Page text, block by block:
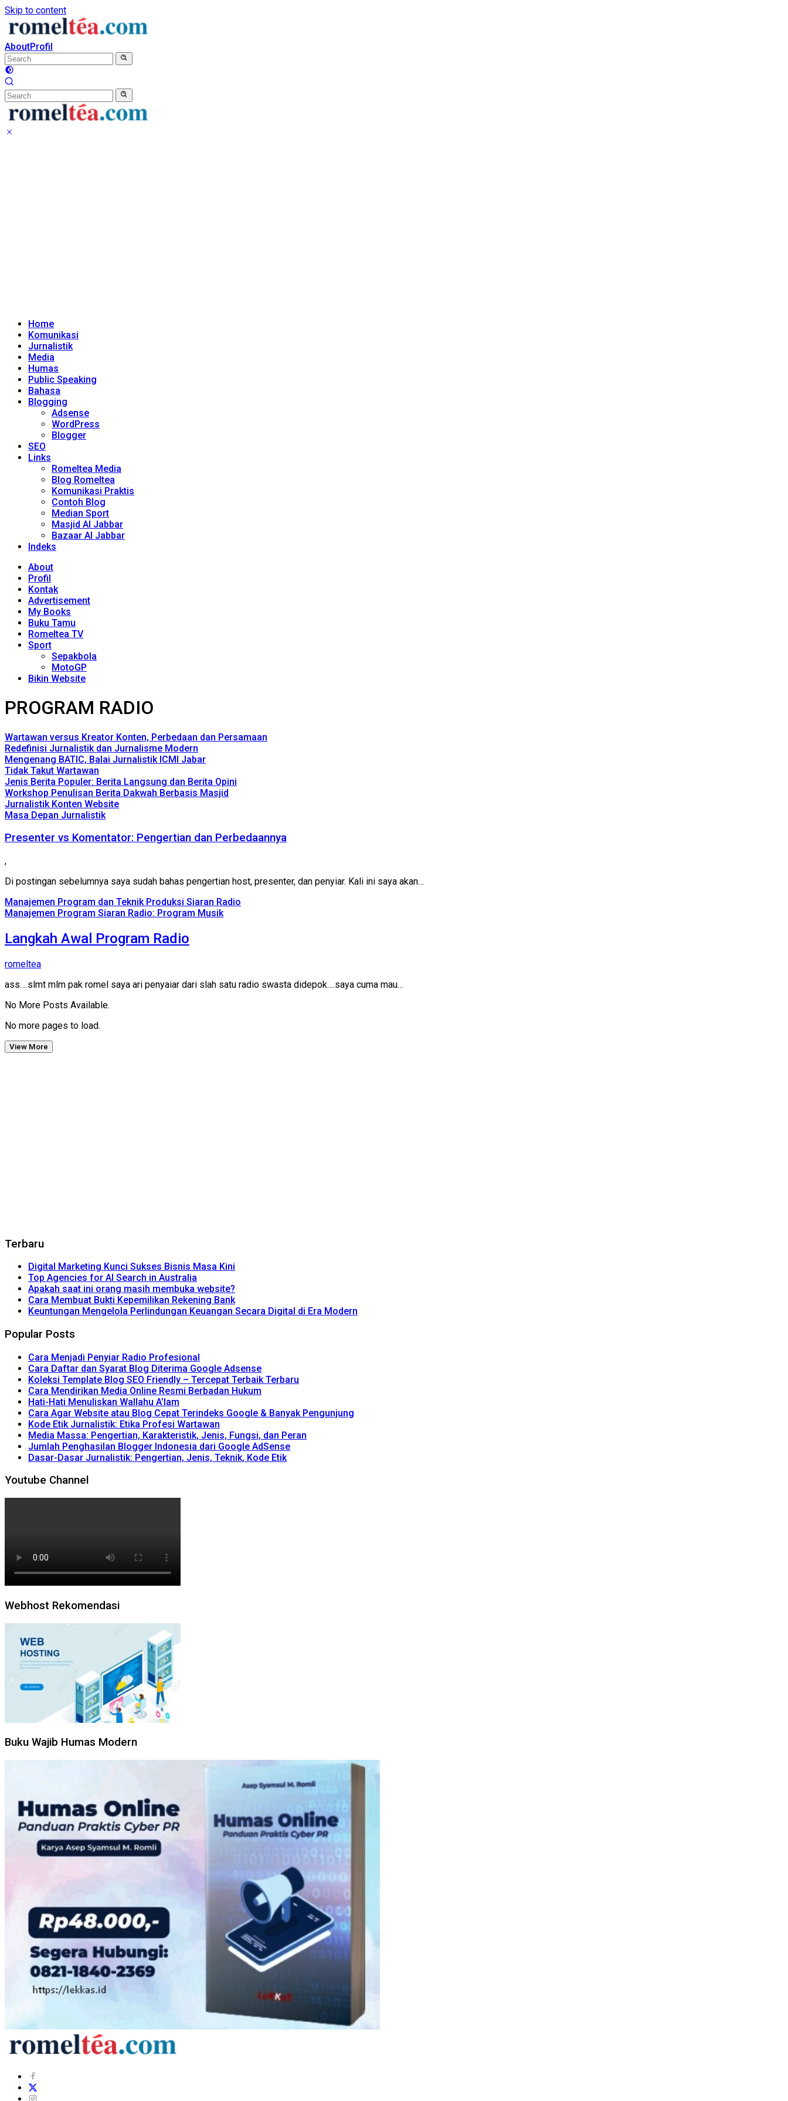
Skip to content
AboutProfil
Home
Komunikasi
Jurnalistik
Media
Humas
Public Speaking
Bahasa
Blogging
Adsense
WordPress
Blogger
SEO
Links
Romeltea Media
Blog Romeltea
Komunikasi Praktis
Contoh Blog
Median Sport
Masjid Al Jabbar
Bazaar Al Jabbar
Indeks
About
Profil
Kontak
Advertisement
My Books
Buku Tamu
Romeltea TV
Sport
Sepakbola
MotoGP
Bikin Website
PROGRAM RADIO
Wartawan versus Kreator Konten, Perbedaan dan Persamaan
Redefinisi Jurnalistik dan Jurnalisme Modern
Mengenang BATIC, Balai Jurnalistik ICMI Jabar
Tidak Takut Wartawan
Jenis Berita Populer: Berita Langsung dan Berita Opini
Workshop Penulisan Berita Dakwah Berbasis Masjid
Jurnalistik Konten Website
Masa Depan Jurnalistik
Presenter vs Komentator: Pengertian dan Perbedaannya
,
Di postingan sebelumnya saya sudah bahas pengertian host, presenter, dan penyiar. Kali ini saya akan…
Manajemen Program dan Teknik Produksi Siaran Radio
Manajemen Program Siaran Radio: Program Musik
Langkah Awal Program Radio
romeltea
ass….slmt mlm pak romel saya ari penyaiar dari slah satu radio swasta didepok….saya cuma mau…
No More Posts Available.
No more pages to load.
View More
Terbaru
Digital Marketing Kunci Sukses Bisnis Masa Kini
Top Agencies for AI Search in Australia
Apakah saat ini orang masih membuka website?
Cara Membuat Bukti Kepemilikan Rekening Bank
Keuntungan Mengelola Perlindungan Keuangan Secara Digital di Era Modern
Popular Posts
Cara Menjadi Penyiar Radio Profesional
Cara Daftar dan Syarat Blog Diterima Google Adsense
Koleksi Template Blog SEO Friendly – Tercepat Terbaik Terbaru
Cara Mendirikan Media Online Resmi Berbadan Hukum
Hati-Hati Menuliskan Wallahu A’lam
Cara Agar Website atau Blog Cepat Terindeks Google & Banyak Pengunjung
Kode Etik Jurnalistik: Etika Profesi Wartawan
Media Massa: Pengertian, Karakteristik, Jenis, Fungsi, dan Peran
Jumlah Penghasilan Blogger Indonesia dari Google AdSense
Dasar-Dasar Jurnalistik: Pengertian, Jenis, Teknik, Kode Etik
Youtube Channel
Webhost Rekomendasi
Buku Wajib Humas Modern